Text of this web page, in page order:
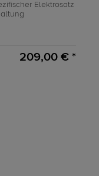
Elektrosatz
209,00 € *